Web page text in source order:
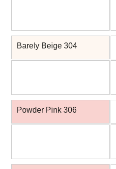
Barely Beige 304
Powder Pink 306